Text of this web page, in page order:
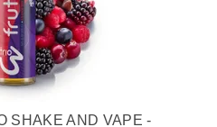
SHAKE AND VAPE -